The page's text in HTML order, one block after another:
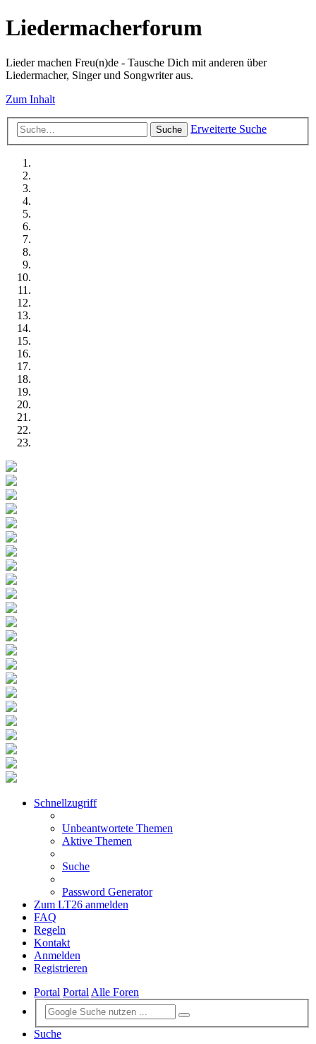
Liedermacherforum
Lieder machen Freu(n)de - Tausche Dich mit anderen über
Liedermacher, Singer und Songwriter aus.
Zum Inhalt
Suche Erweiterte Suche
Schnellzugriff
Unbeantwortete Themen
Aktive Themen
Suche
Password Generator
Zum LT26 anmelden
FAQ
Regeln
Kontakt
Anmelden
Registrieren
Portal PortalAlle Foren
Suche